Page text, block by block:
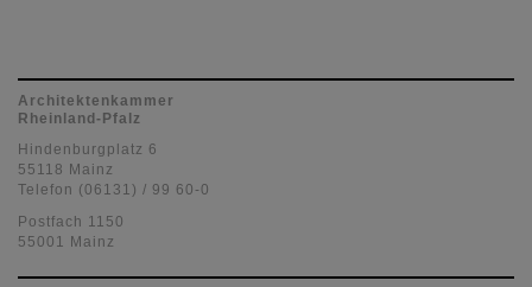
Architektenkammer
Rheinland-Pfalz
Hindenburgplatz 6
55118 Mainz
Telefon (06131) / 99 60-0
Postfach 1150
55001 Mainz